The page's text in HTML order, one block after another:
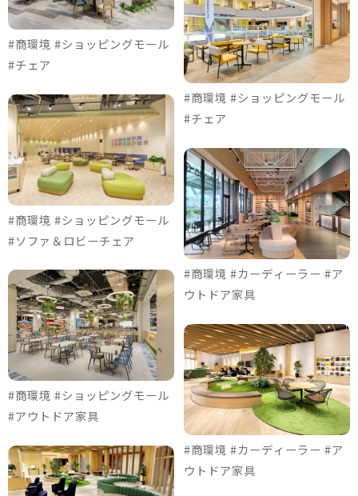
#商環境 #ショッピングモール
#チェア
#商環境 #ショッピングモール
#ソファ＆ロビーチェア
#商環境 #ショッピングモール
#アウトドア家具
#商環境 #ショッピングモール
#チェア
#商環境 #カーディーラー #ア
ウトドア家具
#商環境 #カーディーラー #ア
ウトドア家具